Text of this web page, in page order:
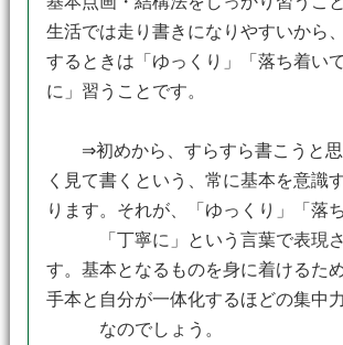
生活では走り書きになりやすいから
するときは「ゆっくり」「落ち着い
に」習うことです。
⇒初めから、すらすら書こうと思
く見て書くという、常に基本を意識
ります。それが、「ゆっくり」「落
「丁寧に」という言葉で表現さ
す。基本となるものを身に着けるた
手本と自分が一体化するほどの集中
なのでしょう。